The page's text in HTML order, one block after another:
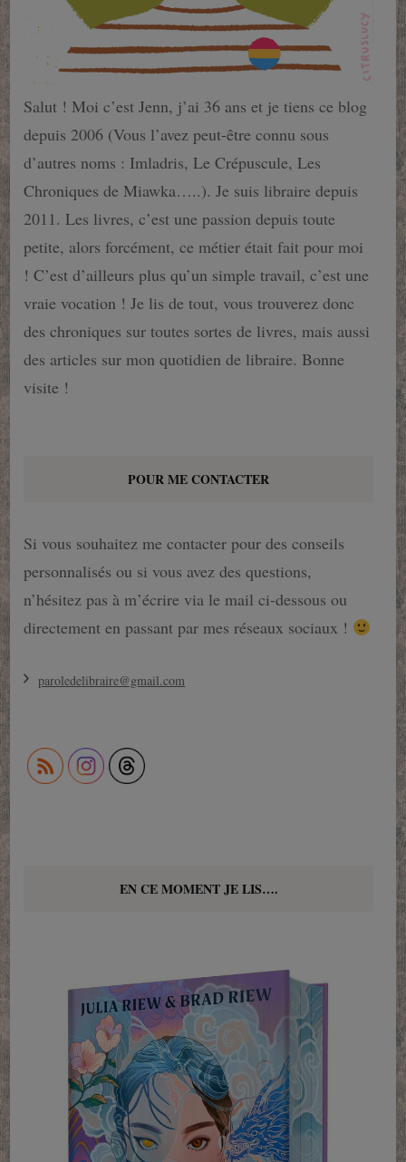
Salut ! Moi c’est Jenn, j’ai 36 ans et je tiens ce blog
depuis 2006 (Vous l’avez peut-être connu sous
d’autres noms : Imladris, Le Crépuscule, Les
Chroniques de Miawka…..). Je suis libraire depuis
2011. Les livres, c’est une passion depuis toute
petite, alors forcément, ce métier était fait pour moi
! C’est d’ailleurs plus qu’un simple travail, c’est une
vraie vocation ! Je lis de tout, vous trouverez donc
des chroniques sur toutes sortes de livres, mais aussi
des articles sur mon quotidien de libraire. Bonne
visite !
POUR ME CONTACTER
Si vous souhaitez me contacter pour des conseils
personnalisés ou si vous avez des questions,
n’hésitez pas à m’écrire via le mail ci-dessous ou
directement en passant par mes réseaux sociaux !
paroledelibraire@gmail.com
EN CE MOMENT JE LIS….